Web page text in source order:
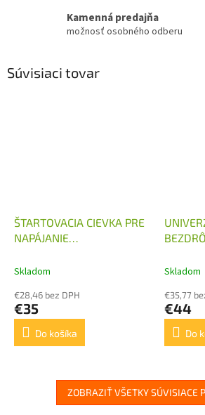
Kamenná predajňa
možnosť osobného odberu
Súvisiaci tovar
ŠTARTOVACIA CIEVKA PRE
NAPÁJANIE
AGREGÁTU 12V DC
Skladom
€28,46 bez DPH
€35
Do košíka
Skladom
€35,77
€44
Do
ZOBRAZIŤ VŠETKY SÚVISIACE